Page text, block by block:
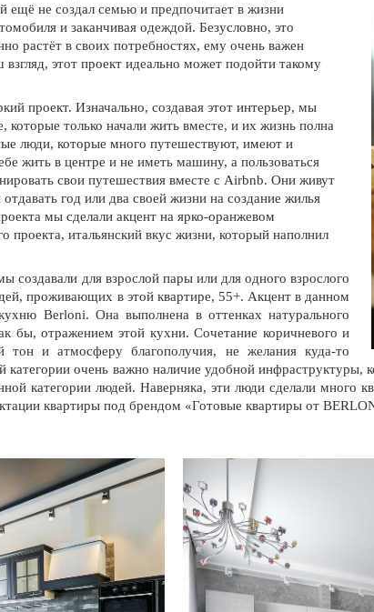
ещё не создал семью и предпочитает в жизни
и заканчивая одеждой. Безусловно, это
растёт в своих потребностях, ему очень важен
этот проект идеально может подойти такому
проект. Изначально, создавая этот интерьер, мы
только начали жить вместе, и их жизнь полна
люди, которые много путешествуют, имеют и
жить в центре и не иметь машину, а пользоваться
свои путешествия вместе с Airbnb. Они живут
год или два своей жизни на создание жилья
мы сделали акцент на ярко-оранжевом
проекта, итальянский вкус жизни, который наполнил
создавали для взрослой пары или для одного взрослого
проживающих в этой квартире, 55+. Акцент в данном
Berloni. Она выполнена в оттенках натурального
бы, отражением этой кухни. Сочетание коричневого и
тон и атмосферу благополучия, не желания куда-то
категории очень важно наличие удобной
категории людей. Наверняка, эти люди сделали
квартиры под брендом «Готовые квартиры от